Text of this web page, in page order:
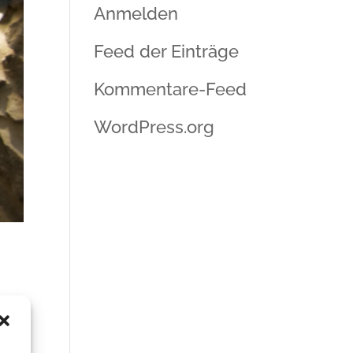
Anmelden
Feed der Einträge
Kommentare-Feed
WordPress.org